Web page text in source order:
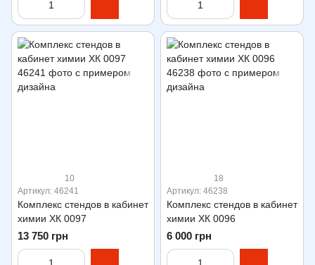
10
Артикул: 46241
Комплекс стендов в кабинет
химии ХК 0097
13 750 грн
18
Артикул: 46238
Комплекс стендов в кабинет
химии ХК 0096
6 000 грн